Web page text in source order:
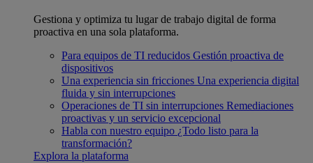
Gestiona y optimiza tu lugar de trabajo digital de forma
proactiva en una sola plataforma.
Para equipos de TI reducidos Gestión proactiva de
dispositivos
Una experiencia sin fricciones Una experiencia digital
fluida y sin interrupciones
Operaciones de TI sin interrupciones Remediaciones
proactivas y un servicio excepcional
Habla con nuestro equipo ¿Todo listo para la
transformación?
Explora la plataforma